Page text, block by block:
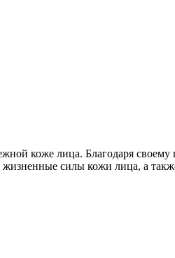
коже лица. Благодаря своему
силы кожи лица, а